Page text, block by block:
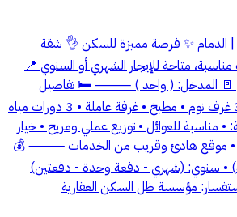
| الدمام ✨ فرصة مميزة للسكن 👌 شقة
متاحة للإيجار الشهري أو السنوي 📍
🚪 المدخل: ( واحد ) ⸻ 🛏️ تفاصيل
الشقة: • صالة واسعة • 3 غرف نوم • مطبخ • غرفة عاملة • 3 دورات مياه
للعوائل • توزيع عملي ومريح • خيار
• موقع هادئ وقريب من الخدمات ⸻ 💰
الأسعار: • شهري: (4000) • سنوي: (شهري - دفعة وحدة - دفعتين)
مؤسسة ظل السكن العقارية